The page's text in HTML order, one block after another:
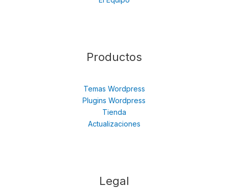
Productos
Temas Wordpress
Plugins Wordpress
Tienda
Actualizaciones
Legal